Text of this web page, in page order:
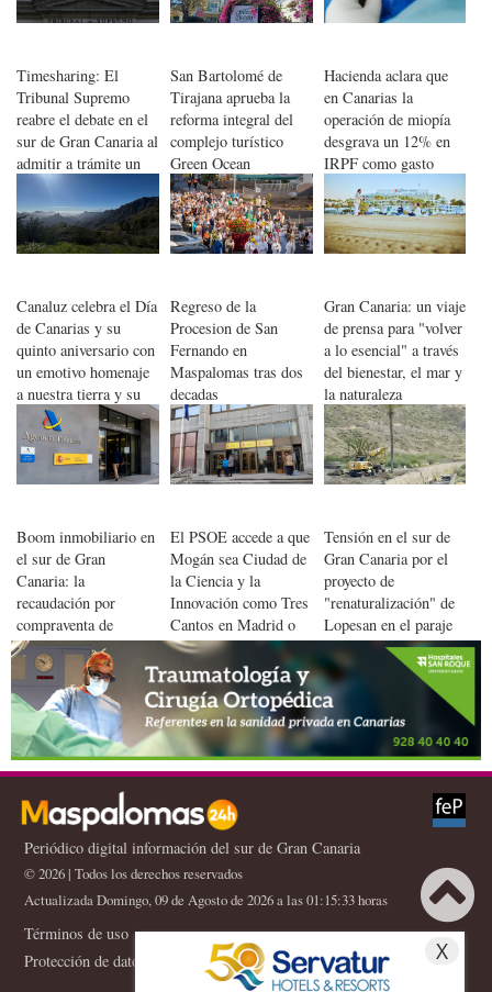
Timesharing: El
Tribunal Supremo
reabre el debate en el
sur de Gran Canaria al
admitir a trámite un
recurso
San Bartolomé de
Tirajana aprueba la
reforma integral del
complejo turístico
Green Ocean
Hacienda aclara que
en Canarias la
operación de miopía
desgrava un 12% en
IRPF como gasto
médico, no es estética
Canaluz celebra el Día
de Canarias y su
quinto aniversario con
un emotivo homenaje
a nuestra tierra y su
gente
Regreso de la
Procesion de San
Fernando en
Maspalomas tras dos
decadas
Gran Canaria: un viaje
de prensa para "volver
a lo esencial" a través
del bienestar, el mar y
la naturaleza
Boom inmobiliario en
el sur de Gran
Canaria: la
recaudación por
compraventa de
viviendas roza
máximos históricos
El PSOE accede a que
Mogán sea Ciudad de
la Ciencia y la
Innovación como Tres
Cantos en Madrid o
Vic en Barcelona
Tensión en el sur de
Gran Canaria por el
proyecto de
"renaturalización" de
Lopesan en el paraje
de Veneguera
Periódico digital información del sur de Gran Canaria
© 2026 | Todos los derechos reservados
Actualizada Domingo, 09 de Agosto de 2026 a las 01:15:33 horas
Términos de uso
Protección de datos
X